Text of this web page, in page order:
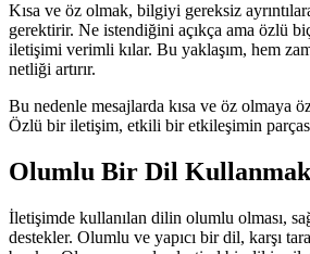
Kısa ve öz olmak, bilgiyi gereksiz
gerektirir. Ne istendiğini açıkça ama özlü
iletişimi verimli kılar. Bu yaklaşım, hem
netliği artırır.
Bu nedenle mesajlarda kısa ve öz olmaya
Özlü bir iletişim, etkili bir etkileşimin
Olumlu Bir Dil Kullanmak
İletişimde kullanılan dilin olumlu olması,
destekler. Olumlu ve yapıcı bir dil, karşı